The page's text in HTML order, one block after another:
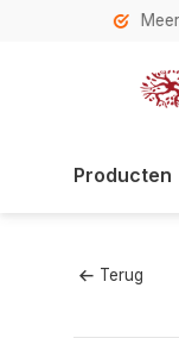
Meer
Producten
Terug